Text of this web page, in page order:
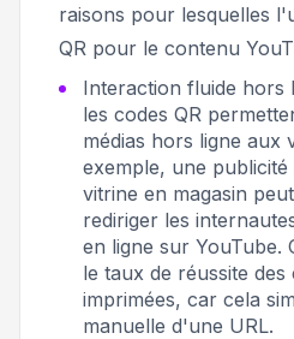
raisons pour lesquelles
QR pour le contenu
Interaction fluide hors
les codes QR
médias hors ligne aux
exemple, une
vitrine en magasin
rediriger les
en ligne sur YouTube.
le taux de réussite des
imprimées, car cela
manuelle d'une URL.